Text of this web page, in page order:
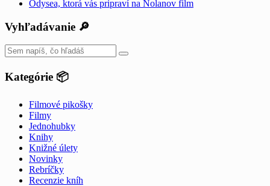
Odysea, ktorá vás pripraví na Nolanov film
Vyhľadávanie 🔎
Kategórie 📦
Filmové pikošky
Filmy
Jednohubky
Knihy
Knižné úlety
Novinky
Rebríčky
Recenzie kníh